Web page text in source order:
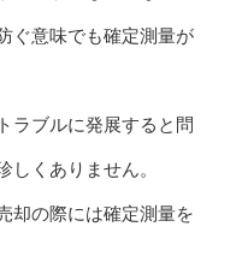
ぐ意味でも確定測量が
ラブルに発展すると問
しくありません。
却の際には確定測量を